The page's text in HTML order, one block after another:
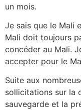
un mois.
Je sais que le Mali
Mali doit toujours
concéder au Mali.
accepter pour le
Suite aux
sollicitations sur la
sauvegarde et la